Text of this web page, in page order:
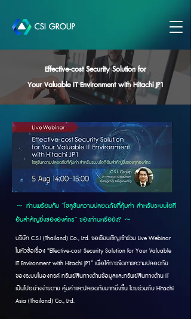
Effective-cost Security Solution for
Your Valuable IT Environment with Hitachi JP1
～ ท่านพร้อมกับ “โซลูชันความปลอดภัยที่คุ้มค่า สำหรับระบบไอที
อันสำคัญยี่งขององค์กร” ของท่านหรือยัง? ～
บริษัท C.S.I (Thailand) Co., Ltd. ขอเรียนเชิญเข้าร่วม Live Webinar
ในหัวข้อเรื่อง “Effective-cost Security Solution for Your Valuable
IT Environment with Hitachi JP1” เพื่อให้การจัดการความปลอดภัย
ของระบบในองกรค์ ทรัพย์สินทางด้านข้อมูลและทรัพย์สินทางด้าน IT
เป็นไปอย่างง่ายดาย คุ้มค่าและปลอดภัยมากยิ่งขึ้น โดยร่วมกับ Hitachi
Asia (Thailand) Co., Ltd.